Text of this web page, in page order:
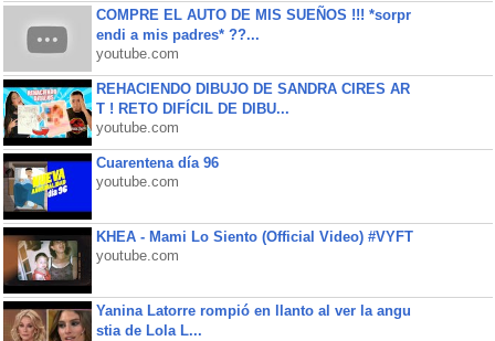
COMPRE EL AUTO DE MIS SUEÑOS !!! *sorpr
endi a mis padres* ??...
youtube.com
REHACIENDO DIBUJO DE SANDRA CIRES AR
T ! RETO DIFÍCIL DE DIBU...
youtube.com
Cuarentena día 96
youtube.com
KHEA - Mami Lo Siento (Official Video) #VYFT
youtube.com
Yanina Latorre rompió en llanto al ver la angu
stia de Lola L...